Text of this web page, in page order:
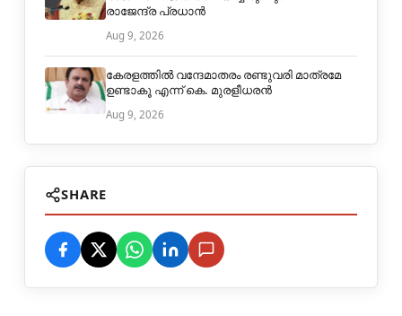
രാജേന്ദ്ര പ്രധാൻ
Aug 9, 2026
കേരളത്തിൽ വന്ദേമാതരം രണ്ടുവരി മാത്രമേ
ഉണ്ടാകൂ എന്ന് കെ. മുരളീധരൻ
Aug 9, 2026
SHARE